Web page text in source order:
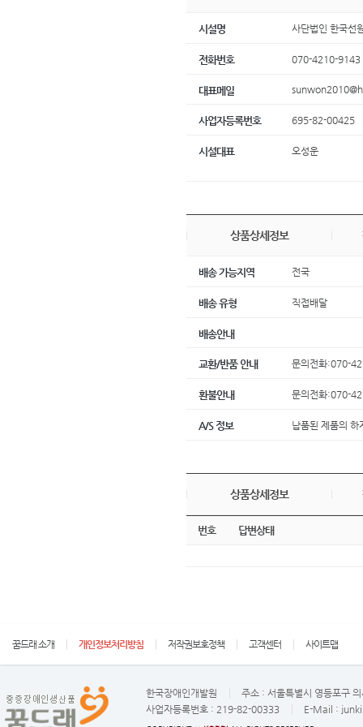
시설명 사단법인 한국선
전화번호 070-4210-9143
대표메일
사업자등록번호 695-82-00425
시설대표 오성운
상품상세정보
배송 가능지역 전국
배송 유형 직접배달
배송안내
교환/반품 안내 문의전화:070-
환불안내 문의전화:070-
A/S 정보 납품된 제품의
상품상세정보
번호 답변상태
꿈드래 소개 개인정보처리방침 저작권보호정책 고객센터 사이트맵
한국장애인개발원 주소 : 서울특별시 영등포구
사업자등록번호 : 219-82-00333 E-Mail :